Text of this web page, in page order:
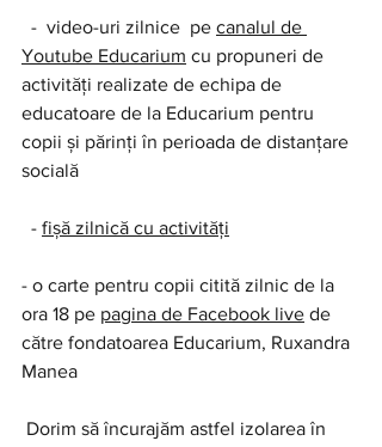
  -  video-uri zilnice  pe
canalul de
Youtube Educarium cu propuneri de
activități realizate de echipa de
educatoare de la Educarium pentru
copii și părinți în perioada de distanțare
socială
  -
fișă zilnică cu activități
- o carte pentru copii citită zilnic de la
ora 18 pe pagina de Facebook live de
către fondatoarea Educarium, Ruxandra
Manea